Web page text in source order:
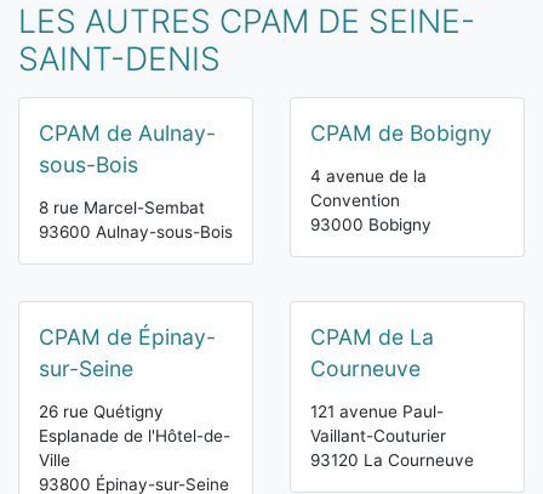
LES AUTRES CPAM DE SEINE-
SAINT-DENIS
CPAM de Aulnay-
sous-Bois
8 rue Marcel-Sembat
93600 Aulnay-sous-Bois
CPAM de Bobigny
4 avenue de la
Convention
93000 Bobigny
CPAM de Épinay-
sur-Seine
26 rue Quétigny
Esplanade de l'Hôtel-de-
Ville
93800 Épinay-sur-Seine
CPAM de La
Courneuve
121 avenue Paul-
Vaillant-Couturier
93120 La Courneuve